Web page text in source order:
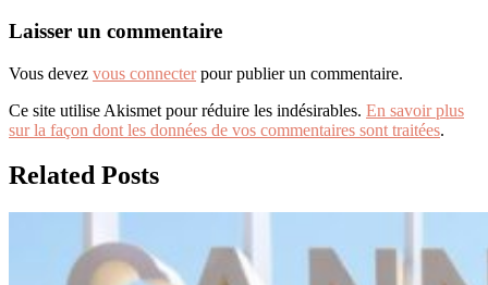
Laisser un commentaire
Vous devez vous connecterpour publier un commentaire.
Ce site utilise Akismet pour réduire les indésirables. En savoir plus
sur la façon dont les données de vos commentaires sont traitées.
Related Posts